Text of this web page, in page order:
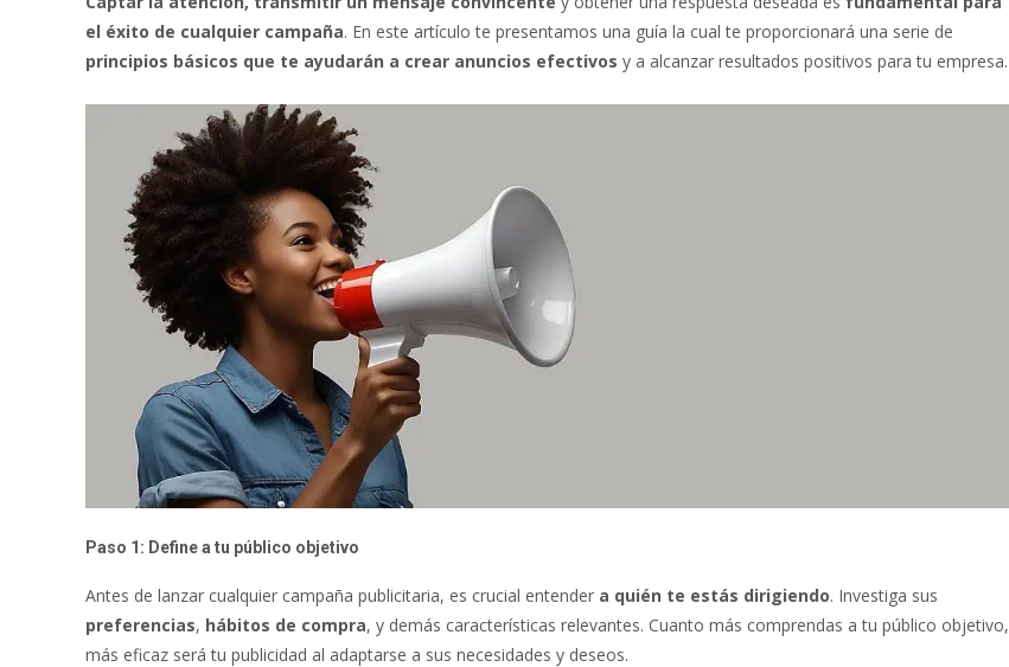
el éxito de cualquier campaña. En este artículo te presentamos una guía la cual te proporcionará una serie de
principios básicos que te ayudarán a crear anuncios efectivos y a alcanzar resultados positivos para tu empresa.
Paso 1: Define a tu público objetivo
Antes de lanzar cualquier campaña publicitaria, es crucial entender a quién te estás dirigiendo. Investiga sus
preferencias, hábitos de compra, y demás características relevantes. Cuanto más comprendas a tu público objetivo,
más eficaz será tu publicidad al adaptarse a sus necesidades y deseos.